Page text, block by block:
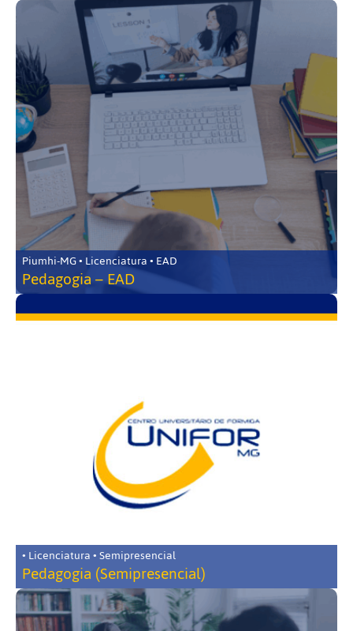
Piumhi-MG • Licenciatura • EAD
Pedagogia – EAD
• Licenciatura • Semipresencial
Pedagogia (Semipresencial)